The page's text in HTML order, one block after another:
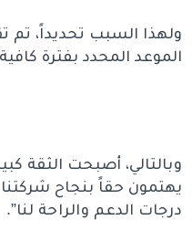
ولهذا السبب تحديداً، تم
الموعد المحدد بفترة
وبالتالي، أصبحت الثقة
يهتمون حقاً بنجاح
درجات الدعم والراحة لنا”.